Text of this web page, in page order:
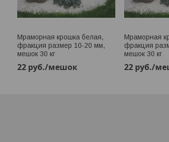
Мраморная крошка белая,
фракция размер 10-20 мм,
мешок 30 кг
22 руб./мешок
Мраморная
фракция
мешок 30 кг
22 руб./